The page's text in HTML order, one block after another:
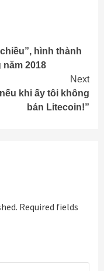
hình thành
năm 2018
Next
khi ấy tôi không
bán Litecoin!”
Required fields